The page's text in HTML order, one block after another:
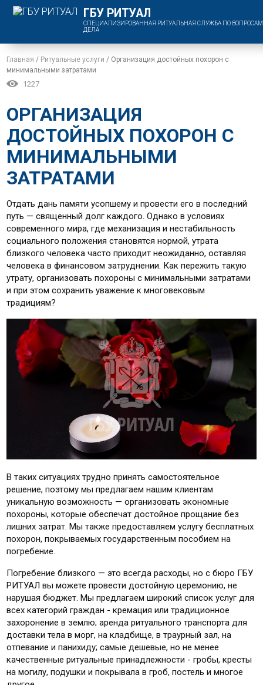
ГБУ РИТУАЛ
СПЕЦИАЛИЗИРОВАННАЯ РИТУАЛЬНАЯ СЛУЖБА ПО
ДЕЛА
Главная / Ритуальные услуги / Организация достойных похорон с
минимальными затратами
1227
ОРГАНИЗАЦИЯ
ДОСТОЙНЫХ ПОХОРОН С
МИНИМАЛЬНЫМИ
ЗАТРАТАМИ
Отдать дань памяти усопшему и провести его в последний
путь — священный долг каждого. Однако в условиях
современного мира, где механизация и нестабильность
социального положения становятся нормой, утрата
близкого человека часто приходит неожиданно, оставляя
человека в финансовом затруднении. Как пережить такую
утрату, организовать похороны с минимальными затратами
и при этом сохранить уважение к многовековым
традициям?
В таких ситуациях трудно принять самостоятельное
решение, поэтому мы предлагаем нашим клиентам
уникальную возможность — организовать экономные
похороны, которые обеспечат достойное прощание без
лишних затрат. Мы также предоставляем услугу бесплатных
похорон, покрываемых государственным пособием на
погребение.
Погребение близкого — это всегда расходы, но с бюро ГБУ
РИТУАЛ вы можете провести достойную церемонию, не
нарушая бюджет. Мы предлагаем широкий список услуг для
всех категорий граждан - кремация или традиционное
захоронение в землю; аренда ритуального транспорта для
доставки тела в морг, на кладбище, в траурный зал, на
отпевание и панихиду; самые дешевые, но не менее
качественные ритуальные принадлежности - гробы, кресты
на могилу, подушки и покрывала в гроб, постель и многое